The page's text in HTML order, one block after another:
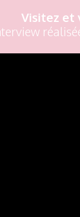
Visitez et